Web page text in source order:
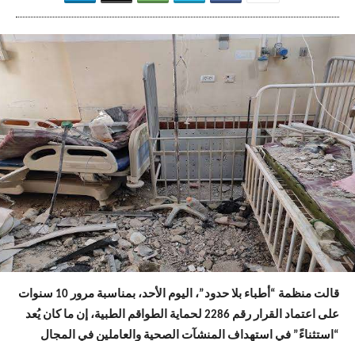
قالت منظمة “أطباء بلا حدود”، اليوم الأحد، بمناسبة مرور 10 سنوات
على اعتماد القرار رقم 2286 لحماية الطواقم الطبية، إن ما كان يُعد
“استثناءً” في استهداف المنشآت الصحية والعاملين في المجال